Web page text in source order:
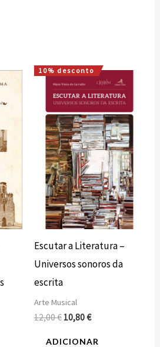
10% desconto
Escutar a Literatura –
Universos sonoros da
escrita
Arte Musical
12,00€
O
preço
original
12,00 €.
10,80€
O
preço
atual
é:
10,80 €.
ADICIONAR